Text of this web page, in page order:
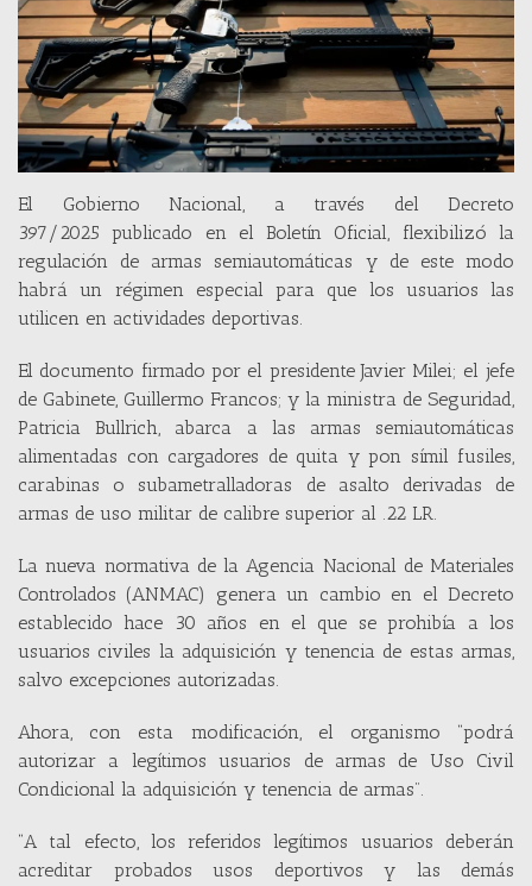
El Gobierno Nacional, a través del Decreto
397/2025 publicado en el Boletín Oficial, flexibilizó la
regulación de armas semiautomáticas y de este modo
habrá un régimen especial para que los usuarios las
utilicen en actividades deportivas.
El documento firmado por el presidente Javier Milei; el jefe
de Gabinete, Guillermo Francos; y la ministra de Seguridad,
Patricia Bullrich, abarca a las armas semiautomáticas
alimentadas con cargadores de quita y pon símil fusiles,
carabinas o subametralladoras de asalto derivadas de
armas de uso militar de calibre superior al .22 LR.
La nueva normativa de la Agencia Nacional de Materiales
Controlados (ANMAC) genera un cambio en el Decreto
establecido hace 30 años en el que se prohibía a los
usuarios civiles la adquisición y tenencia de estas armas,
salvo excepciones autorizadas.
Ahora, con esta modificación, el organismo “podrá
autorizar a legítimos usuarios de armas de Uso Civil
Condicional la adquisición y tenencia de armas”.
“A tal efecto, los referidos legítimos usuarios deberán
acreditar probados usos deportivos y las demás